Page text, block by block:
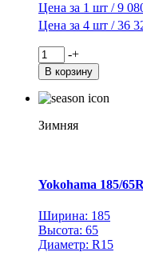
Цена за 1 шт / 9
Цена за 4 шт / 36
Количество
товара
iFree
6,5x16/5x114,3
D67,1
Джек
-+
В корзину
Зимняя
Yokohama 185/
Ширина: 185
Высота: 65
Диаметр: R15